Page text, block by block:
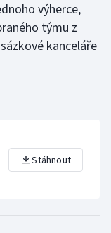
výherce,
týmu z
kanceláře
Stáhnout